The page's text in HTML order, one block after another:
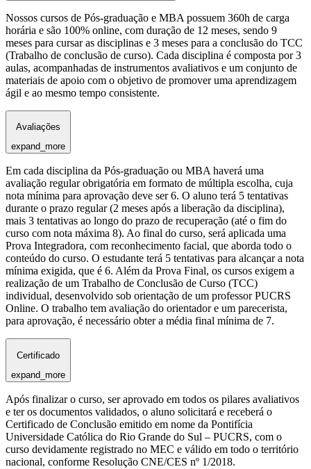
Nossos cursos de Pós-graduação e MBA possuem 360h de carga
horária e são 100% online, com duração de 12 meses, sendo 9
meses para cursar as disciplinas e 3 meses para a conclusão do TCC
(Trabalho de conclusão de curso). Cada disciplina é composta por 3
aulas, acompanhadas de instrumentos avaliativos e um conjunto de
materiais de apoio com o objetivo de promover uma aprendizagem
ágil e ao mesmo tempo consistente.
Avaliações
expand_more
Em cada disciplina da Pós-graduação ou MBA haverá uma
avaliação regular obrigatória em formato de múltipla escolha, cuja
nota mínima para aprovação deve ser 6. O aluno terá 5 tentativas
durante o prazo regular (2 meses após a liberação da disciplina),
mais 3 tentativas ao longo do prazo de recuperação (até o fim do
curso com nota máxima 8). Ao final do curso, será aplicada uma
Prova Integradora, com reconhecimento facial, que aborda todo o
conteúdo do curso. O estudante terá 5 tentativas para alcançar a nota
mínima exigida, que é 6. Além da Prova Final, os cursos exigem a
realização de um Trabalho de Conclusão de Curso (TCC)
individual, desenvolvido sob orientação de um professor PUCRS
Online. O trabalho tem avaliação do orientador e um parecerista,
para aprovação, é necessário obter a média final mínima de 7.
Certificado
expand_more
Após finalizar o curso, ser aprovado em todos os pilares avaliativos
e ter os documentos validados, o aluno solicitará e receberá o
Certificado de Conclusão emitido em nome da Pontifícia
Universidade Católica do Rio Grande do Sul – PUCRS, com o
curso devidamente registrado no MEC e válido em todo o território
nacional, conforme Resolução CNE/CES nº 1/2018.